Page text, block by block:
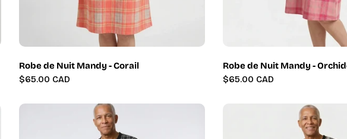
Robe de Nuit Mandy - Corail
Prix
régulier
$65.00 CAD
Robe de Nuit Mandy -
Prix
$65.00 CAD